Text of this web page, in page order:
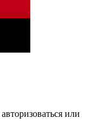
авторизоваться или